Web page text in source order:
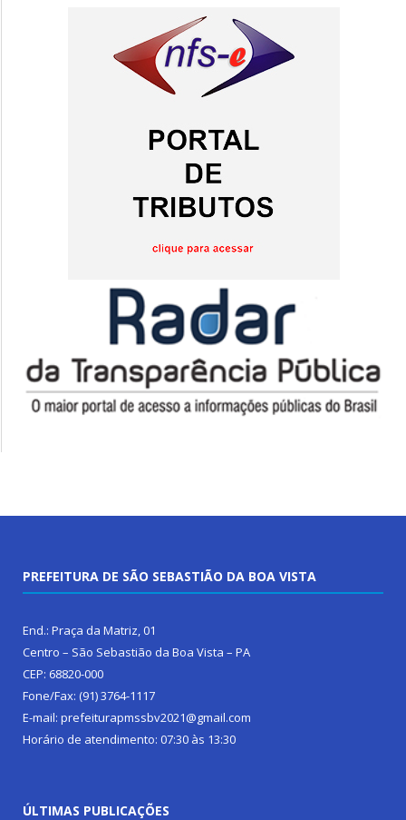
PREFEITURA DE SÃO SEBASTIÃO DA BOA VISTA
End.: Praça da Matriz, 01
Centro – São Sebastião da Boa Vista – PA
CEP: 68820-000
Fone/Fax: (91) 3764-1117
E-mail: prefeiturapmssbv2021@gmail.com
Horário de atendimento: 07:30 às 13:30
ÚLTIMAS PUBLICAÇÕES